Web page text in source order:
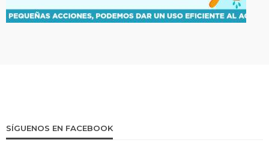
SÍGUENOS EN FACEBOOK